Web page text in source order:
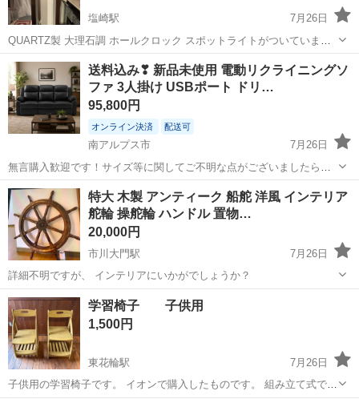
塩崎駅
7月26日
QUARTZ製 大理石調 ホールクロック スポットライトがついていま
す。 25万円程で購入。 大理石調でよくあるホールクロックとは 違う
デザインだと思います。
山梨 南アルプス市 塩崎駅 時計
送料込み❣ 新品未使用 電動リクライニングソ
ファ 3人掛け USBポート ドリ…
95,800円
オンライン決済 配送可
南アルプス市
7月26日
無言購入歓迎です！サイズ等に関してご不明な点がございましたら、
ご遠慮なくお問い合わせください。 郵送のみのご対応となりますので
よろしくお願いします。 北海道、沖縄は別途送料がかかる場合がござ
いますので、該当地域の方はコメ...
山梨 南アルプス市 ソファ リクライニング
特大 木製 アンティーク 船舵 洋風 インテリア
舵輪 操舵輪 ハンドル 置物…
20,000円
市川大門駅
7月26日
詳細不明ですが、 インテリアにいかがでしょうか？
山梨 南アルプス市 市川大門駅
インテリア
学習椅子 子供用
1,500円
東花輪駅
7月26日
子供用の学習椅子です。 イオンで購入したものです。 組み立て式です